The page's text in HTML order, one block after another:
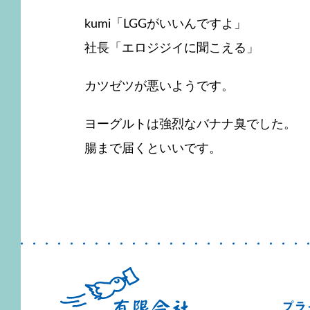
kumi「LGGがいいんですよ」
社長「エロジジイに聞こえる」
カツゼツが悪いようです。
ヨーグルトは強烈なバナナ臭でした。
腸まで届くといいです。
プラ